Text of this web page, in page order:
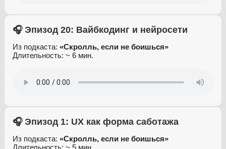
🎧 Эпизод 20: Вайбкодинг и нейросети
Из подкаста: «Скролль, если не боишься»
Длительность: ~ 6 мин.
🎧 Эпизод 1: UX как форма саботажа
Из подкаста: «Скролль, если не боишься»